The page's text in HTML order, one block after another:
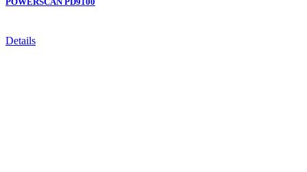
Details